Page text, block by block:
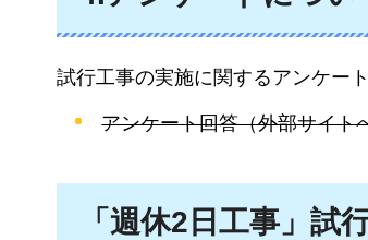
試行工事の実施に関するアンケー
アンケート回答（外部サイト
「週休2日工事」試